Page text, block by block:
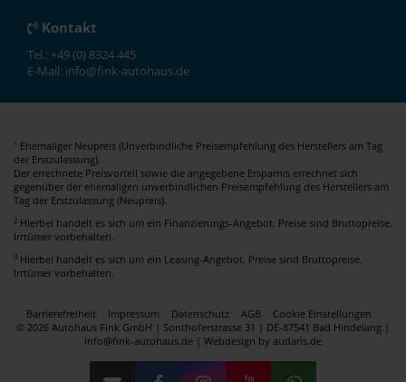
Kontakt
Tel.: +49 (0) 8324 445
E-Mail: info@fink-autohaus.de
1 Ehemaliger Neupreis (Unverbindliche Preisempfehlung des Herstellers am Tag
der Erstzulassung).
Der errechnete Preisvorteil sowie die angegebene Ersparnis errechnet sich
gegenüber der ehemaligen unverbindlichen Preisempfehlung des Herstellers am
Tag der Erstzulassung (Neupreis).
2 Hierbei handelt es sich um ein Finanzierungs-Angebot. Preise sind Bruttopreise.
Irrtümer vorbehalten.
3 Hierbei handelt es sich um ein Leasing-Angebot. Preise sind Bruttopreise.
Irrtümer vorbehalten.
Barrierefreiheit Impressum Datenschutz AGB
Cookie Einstellungen
© 2026 Autohaus Fink GmbH | Sonthoferstrasse 31 | DE-87541 Bad Hindelang |
info@fink-autohaus.de | Webdesign by audaris.de